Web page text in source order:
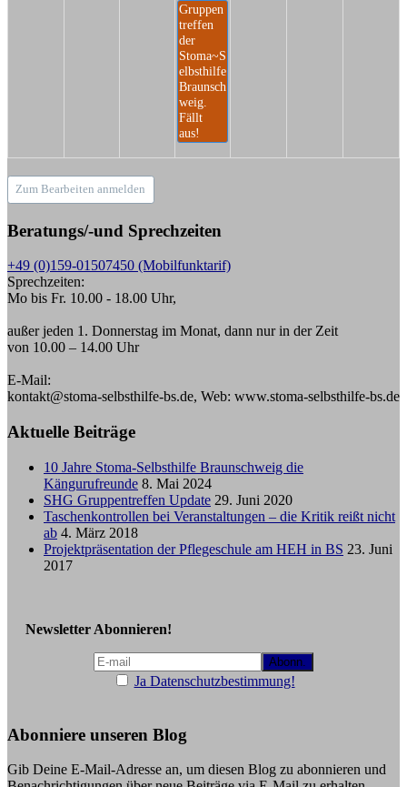
Gruppen
treffen
der
Stoma~S
elbsthilfe
Braunsch
weig.
Fällt
aus!
Zum Bearbeiten anmelden
Beratungs/-und Sprechzeiten
+49 (0)159-01507450 (Mobilfunktarif)
Sprechzeiten:
Mo bis Fr. 10.00 - 18.00 Uhr,
außer jeden 1. Donnerstag im Monat, dann nur in der Zeit
von 10.00 – 14.00 Uhr
E-Mail:
kontakt@stoma-selbsthilfe-bs.de, Web: www.stoma-selbsthilfe-bs.de
Aktuelle Beiträge
10 Jahre Stoma-Selbsthilfe Braunschweig die
Kängurufreunde 8. Mai 2024
SHG Gruppentreffen Update 29. Juni 2020
Taschenkontrollen bei Veranstaltungen – die Kritik reißt nicht
ab 4. März 2018
Projektpräsentation der Pflegeschule am HEH in BS 23. Juni
2017
Newsletter Abonnieren!
Ja Datenschutzbestimmung!
Abonniere unseren Blog
Gib Deine E-Mail-Adresse an, um diesen Blog zu abonnieren und